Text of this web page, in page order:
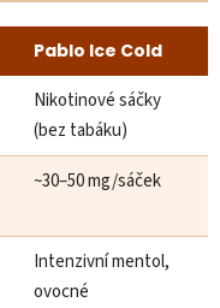
Pablo Ice Cold
Nikotinové sáčky
(bez tabáku)
~30–50 mg/sáček
Intenzivní mentol,
ovocné